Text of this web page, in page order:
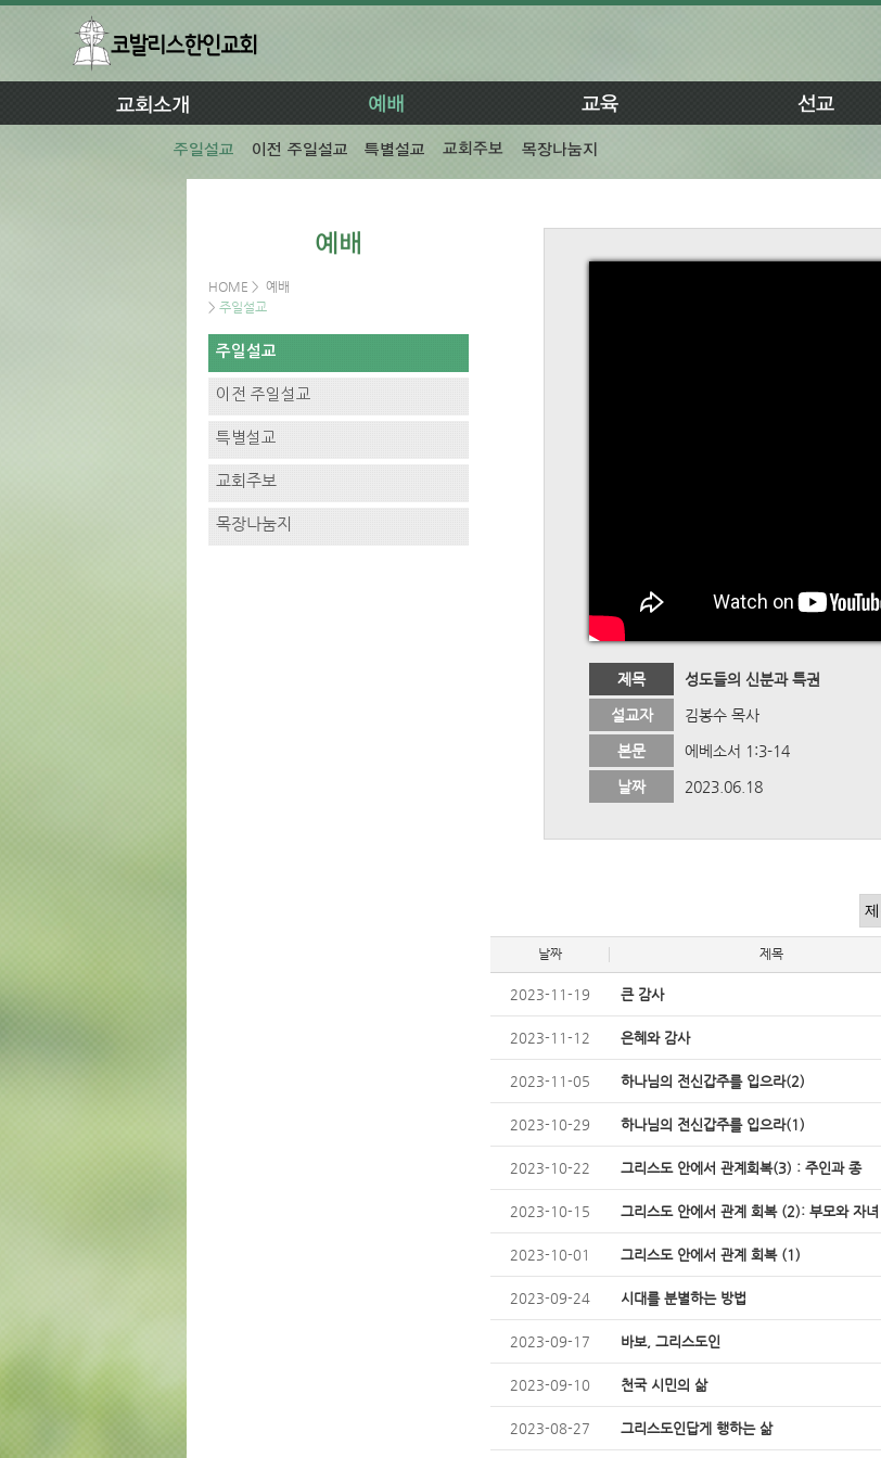
HOME > 예배
> 주일설교
제목 성도들의 신분과 특권
설교자 김봉수 목사
본문 에베소서 1:3-14
날짜 2023.06.18
날짜 제목
2023-11-19 큰 감사
2023-11-12 은혜와 감사
2023-11-05 하나님의 전신갑주를 입으라(2)
2023-10-29 하나님의 전신갑주를 입으라(1)
2023-10-22 그리스도 안에서 관계회복(3) : 주인과 종
2023-10-15 그리스도 안에서 관계 회복 (2): 부모와 자녀
2023-10-01 그리스도 안에서 관계 회복 (1)
2023-09-24 시대를 분별하는 방법
2023-09-17 바보, 그리스도인
2023-09-10 천국 시민의 삶
2023-08-27 그리스도인답게 행하는 삶